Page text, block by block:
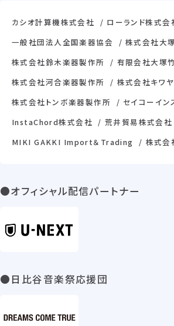
カシオ計算機株式会社
ローランド株式会
一般社団法人全国楽器協会
株式会社大
株式会社鈴木楽器製作所
有限会社大塚
株式会社河合楽器製作所
株式会社キワ
株式会社トンボ楽器製作所
セイコーイ
InstaChord株式会社
荒井貿易株式会社
MIKI GAKKI Import＆Trading
株式会
●オフィシャル配信パートナー
●日比谷音楽祭応援団